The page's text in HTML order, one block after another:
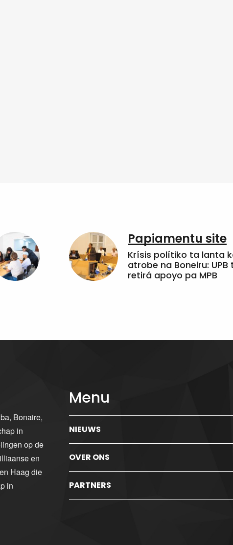
Papiamentu site
Krísis polítiko ta lanta
atrobe na Boneiru: UPB
retirá apoyo pa MPB
Bonaire,
in
op de
en
Haag die
in
Menu
NIEUWS
OVER ONS
PARTNERS